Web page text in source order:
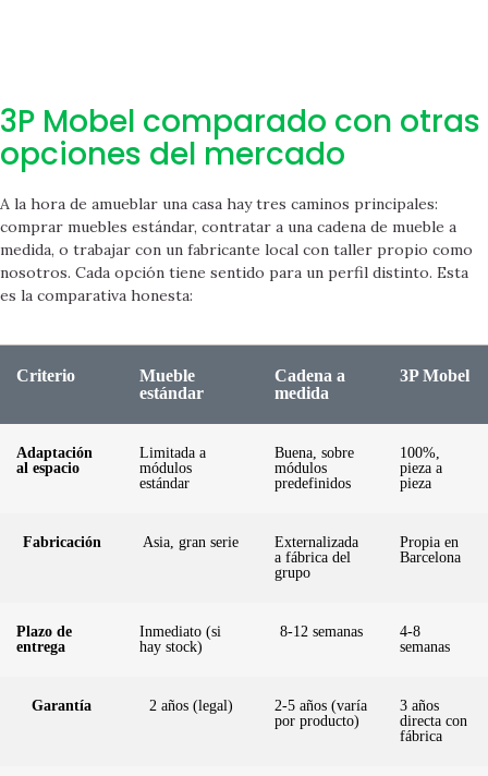
3P Mobel comparado con otras
opciones del mercado
A la hora de amueblar una casa hay tres caminos principales:
comprar muebles estándar, contratar a una cadena de mueble a
medida, o trabajar con un fabricante local con taller propio como
nosotros. Cada opción tiene sentido para un perfil distinto. Esta
es la comparativa honesta:
Criterio
Mueble
estándar
Cadena a
medida
3P Mobel
Adaptación
al espacio
Limitada a
módulos
estándar
Buena, sobre
módulos
predefinidos
100%,
pieza a
pieza
Fabricación Asia, gran serie
Externalizada
a fábrica del
grupo
Propia en
Barcelona
Plazo de
entrega
Inmediato (si
hay stock)
8-12 semanas
4-8
semanas
Garantía 2 años (legal)
2-5 años (varía
por producto)
3 años
directa con
fábrica